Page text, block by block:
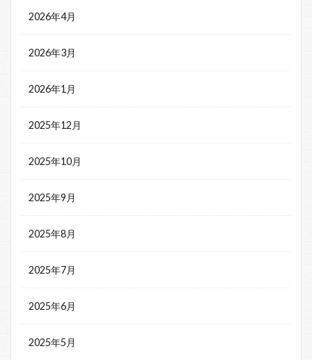
2026年4月
2026年3月
2026年1月
2025年12月
2025年10月
2025年9月
2025年8月
2025年7月
2025年6月
2025年5月